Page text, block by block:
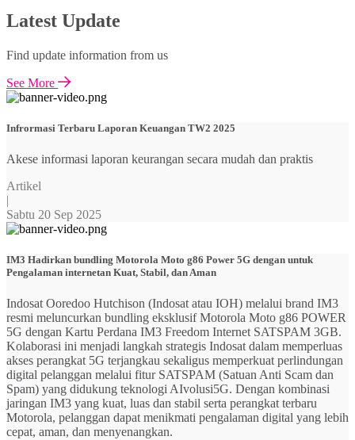
Latest Update
Find update information from us
See More
Infrormasi Terbaru Laporan Keuangan TW2 2025
Akese informasi laporan keurangan secara mudah dan praktis
Artikel
|
Sabtu 20 Sep 2025
IM3 Hadirkan bundling Motorola Moto g86 Power 5G dengan untuk
Pengalaman internetan Kuat, Stabil, dan Aman
Indosat Ooredoo Hutchison (Indosat atau IOH) melalui brand IM3
resmi meluncurkan bundling eksklusif Motorola Moto g86 POWER
5G dengan Kartu Perdana IM3 Freedom Internet SATSPAM 3GB.
Kolaborasi ini menjadi langkah strategis Indosat dalam memperluas
akses perangkat 5G terjangkau sekaligus memperkuat perlindungan
digital pelanggan melalui fitur SATSPAM (Satuan Anti Scam dan
Spam) yang didukung teknologi AIvolusi5G. Dengan kombinasi
jaringan IM3 yang kuat, luas dan stabil serta perangkat terbaru
Motorola, pelanggan dapat menikmati pengalaman digital yang lebih
cepat, aman, dan menyenangkan.